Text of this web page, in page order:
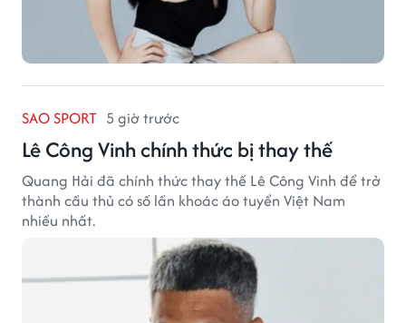
SAO SPORT 5 giờ trước
Lê Công Vinh chính thức bị thay thế
Quang Hải đã chính thức thay thế Lê Công Vinh để trở
thành cầu thủ có số lần khoác áo tuyển Việt Nam
nhiều nhất.